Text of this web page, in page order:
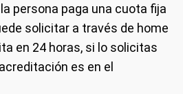
persona paga una cuota fija
solicitar a través de home
en 24 horas, si lo solicitas
es en el